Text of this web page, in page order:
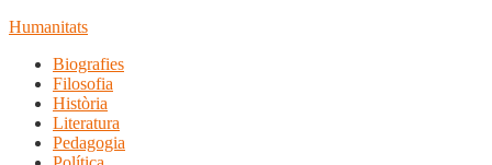
Humanitats
Biografies
Filosofia
Història
Literatura
Pedagogia